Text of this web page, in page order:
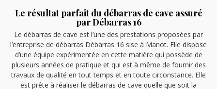
Le résultat parfait du débarras de cave assuré
par Débarras 16
Le débarras de cave est l’une des prestations proposées par
l’entreprise de débarras Débarras 16 sise à Manot. Elle dispose
d’une équipe expérimentée en cette matière qui possède de
plusieurs années de pratique et qui est à même de fournir des
travaux de qualité en tout temps et en toute circonstance. Elle
est prête à réaliser le débarras de cave quelle que soit la